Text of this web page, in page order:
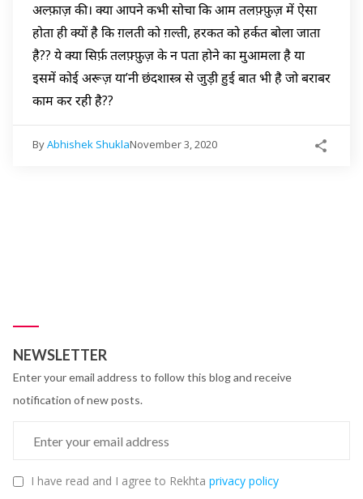
अल्फ़ाज़ की। क्या आपने कभी सोचा कि आम तलफ़्फ़ुज़ में ऐसा
होता ही क्यों है कि ग़लती को ग़ल्ती, हरकत को हर्कत बोला जाता
है?? ये क्या सिर्फ़ तलफ़्फ़ुज़ के न पता होने का मुआमला है या
इसमें कोई अरूज़ या’नी छंदशास्त्र से जुड़ी हुई बात भी है जो बराबर
काम कर रही है??
ByAbhishek ShuklaNovember 3, 2020
NEWSLETTER
Enter your email address to follow this blog and receive
notification of new posts.
I have read and I agree to Rekhta privacy policy